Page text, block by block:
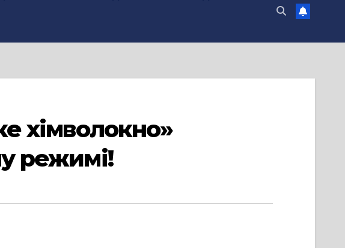
хімволокно»
режимі!